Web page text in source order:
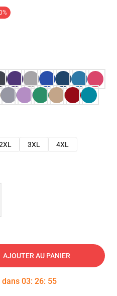
3XL
4XL
AJOUTER AU PANIER
dans 03: 26: 54